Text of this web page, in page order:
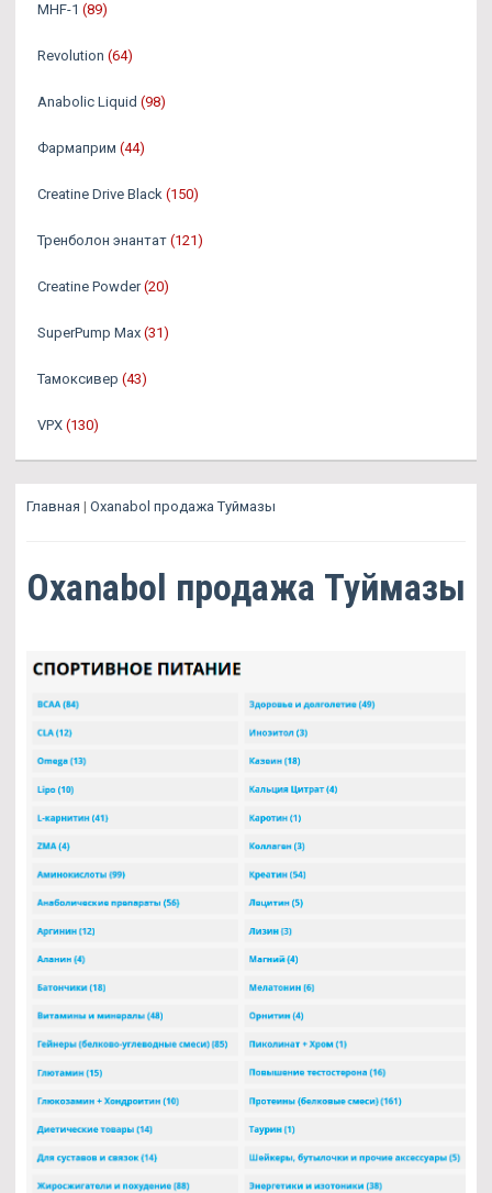
MHF-1 (89)
Revolution (64)
Anabolic Liquid (98)
Фармаприм (44)
Creatine Drive Black (150)
Тренболон энантат (121)
Creatine Powder (20)
SuperPump Max (31)
Тамоксивер (43)
VPX (130)
Главная | Oxanabol продажа Туймазы
Oxanabol продажа Туймазы